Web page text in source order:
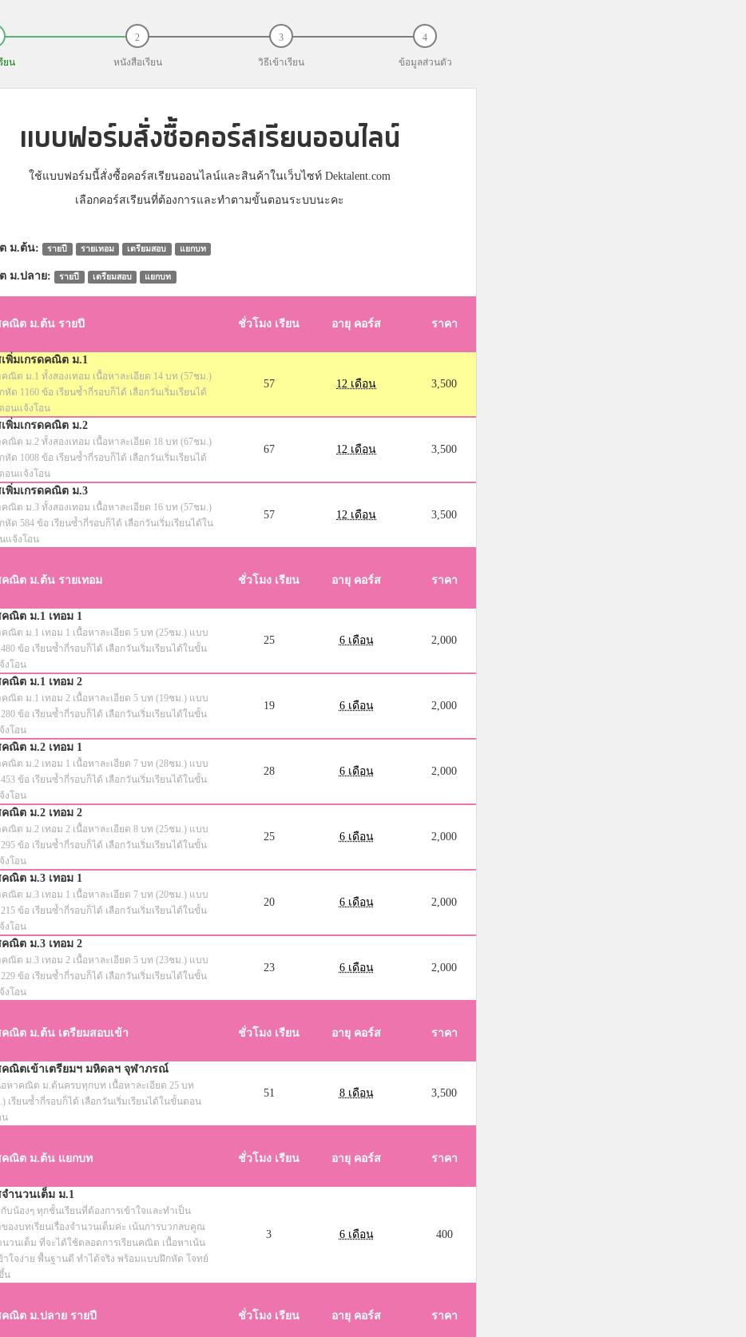
ยน หนังสือเรียน วิธีเข้าเรียน ข้อมูลส่วนตัว
แบบฟอร์มสั่งซื้อคอร์สเรียนออนไลน์
ใช้แบบฟอร์มนี้สั่งซื้อคอร์สเรียนออนไลน์และสินค้าในเว็บไซท์ Dektalent.com
เลือกคอร์สเรียนที่ต้องการและทำตามขั้นตอนระบบนะคะ
ม.ต้น: รายปี รายเทอม เตรียมสอบ แยกบท
ม.ปลาย: รายปี เตรียมสอบ แยกบท
คณิต ม.ต้น รายปี ชั่วโมง เรียน อายุ คอร์ส ราคา
พิ่มเกรดคณิต ม.1
คณิต ม.1 ทั้งสองเทอม เนื้อหาละเอียด 14 บท (57ชม.)
ด 1160 ข้อ เรียนซ้ำกี่รอบก็ได้ เลือกวันเริ่มเรียนได้
อนแจ้งโอน
57 12 เดือน 3,500
พิ่มเกรดคณิต ม.2
คณิต ม.2 ทั้งสองเทอม เนื้อหาละเอียด 18 บท (67ชม.)
ด 1008 ข้อ เรียนซ้ำกี่รอบก็ได้ เลือกวันเริ่มเรียนได้
อนแจ้งโอน
67 12 เดือน 3,500
พิ่มเกรดคณิต ม.3
คณิต ม.3 ทั้งสองเทอม เนื้อหาละเอียด 16 บท (57ชม.)
หัด 584 ข้อ เรียนซ้ำกี่รอบก็ได้ เลือกวันเริ่มเรียนได้ใน
แจ้งโอน
57 12 เดือน 3,500
คณิต ม.ต้น รายเทอม ชั่วโมง เรียน อายุ คอร์ส ราคา
ณิต ม.1 เทอม 1
คณิต ม.1 เทอม 1 เนื้อหาละเอียด 5 บท (25ชม.) แบบ
ข้อ เรียนซ้ำกี่รอบก็ได้ เลือกวันเริ่มเรียนได้ในขั้น
งโอน
25 6 เดือน 2,000
ณิต ม.1 เทอม 2
คณิต ม.1 เทอม 2 เนื้อหาละเอียด 5 บท (19ชม.) แบบ
ข้อ เรียนซ้ำกี่รอบก็ได้ เลือกวันเริ่มเรียนได้ในขั้น
งโอน
19 6 เดือน 2,000
ณิต ม.2 เทอม 1
คณิต ม.2 เทอม 1 เนื้อหาละเอียด 7 บท (28ชม.) แบบ
ข้อ เรียนซ้ำกี่รอบก็ได้ เลือกวันเริ่มเรียนได้ในขั้น
งโอน
28 6 เดือน 2,000
ณิต ม.2 เทอม 2
คณิต ม.2 เทอม 2 เนื้อหาละเอียด 8 บท (25ชม.) แบบ
ข้อ เรียนซ้ำกี่รอบก็ได้ เลือกวันเริ่มเรียนได้ในขั้น
งโอน
25 6 เดือน 2,000
ณิต ม.3 เทอม 1
คณิต ม.3 เทอม 1 เนื้อหาละเอียด 7 บท (20ชม.) แบบ
ข้อ เรียนซ้ำกี่รอบก็ได้ เลือกวันเริ่มเรียนได้ในขั้น
งโอน
20 6 เดือน 2,000
ณิต ม.3 เทอม 2
คณิต ม.3 เทอม 2 เนื้อหาละเอียด 5 บท (23ชม.) แบบ
ข้อ เรียนซ้ำกี่รอบก็ได้ เลือกวันเริ่มเรียนได้ในขั้น
งโอน
23 6 เดือน 2,000
คณิต ม.ต้น เตรียมสอบเข้า ชั่วโมง เรียน อายุ คอร์ส ราคา
คณิตเข้าเตรียมฯ มหิดลฯ จุฬาภรณ์
อหาคณิต ม.ต้นครบทุกบท เนื้อหาละเอียด 25 บท
เรียนซ้ำกี่รอบก็ได้ เลือกวันเริ่มเรียนได้ในขั้นตอน
น
51 8 เดือน 3,500
คณิต ม.ต้น แยกบท ชั่วโมง เรียน อายุ คอร์ส ราคา
ำนวนเต็ม ม.1
กับน้องๆ ทุกชั้นเรียนที่ต้องการเข้าใจและทำเป็น
ของบทเรียนเรื่องจำนวนเต็มค่ะ เน้นการบวกลบคูณ
นวนเต็ม ที่จะได้ใช้ตลอดการเรียนคณิต เนื้อหาเน้น
าใจง่าย พื้นฐานดี ทำได้จริง พร้อมแบบฝึกหัด โจทย์
น
3 6 เดือน 400
คณิต ม.ปลาย รายปี ชั่วโมง เรียน อายุ คอร์ส ราคา